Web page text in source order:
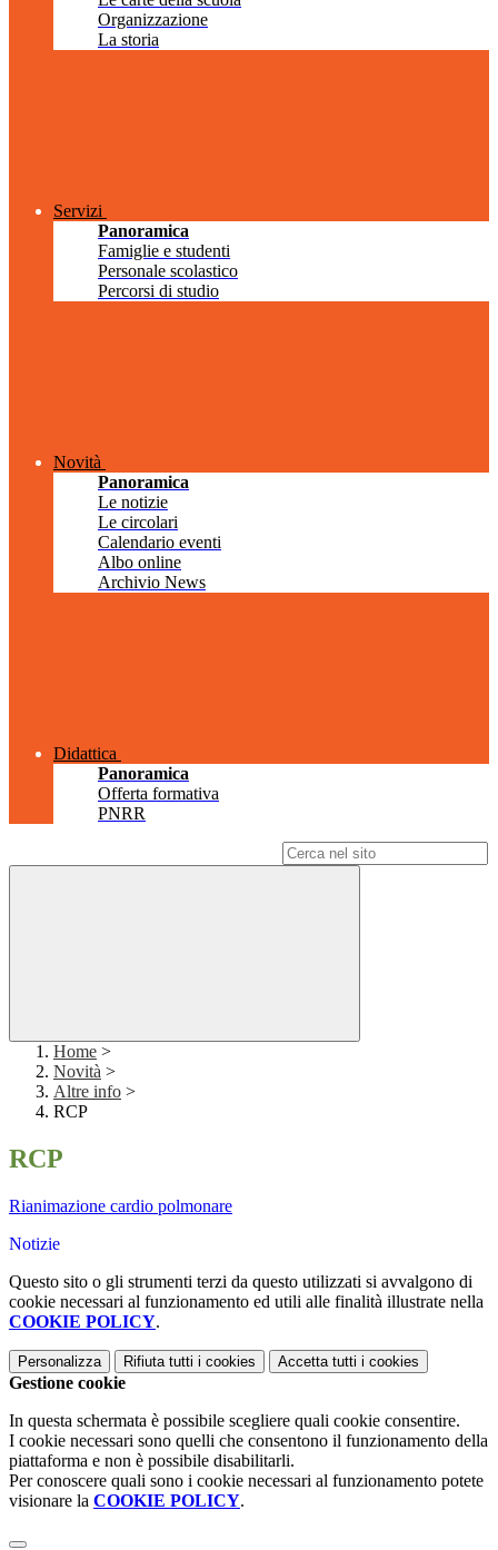
Organizzazione
La storia
Servizi
Panoramica
Famiglie e studenti
Personale scolastico
Percorsi di studio
Novità
Panoramica
Le notizie
Le circolari
Calendario eventi
Albo online
Archivio News
Didattica
Panoramica
Offerta formativa
PNRR
Home >
Novità >
Altre info >
RCP
RCP
Rianimazione cardio polmonare
Notizie
Questo sito o gli strumenti terzi da questo utilizzati si avvalgono di
cookie necessari al funzionamento ed utili alle finalità illustrate nella
COOKIE POLICY.
Personalizza Rifiuta tutti i cookies Accetta tutti i cookies
Gestione cookie
In questa schermata è possibile scegliere quali cookie consentire.
I cookie necessari sono quelli che consentono il funzionamento della
piattaforma e non è possibile disabilitarli.
Per conoscere quali sono i cookie necessari al funzionamento potete
visionare la COOKIE POLICY.